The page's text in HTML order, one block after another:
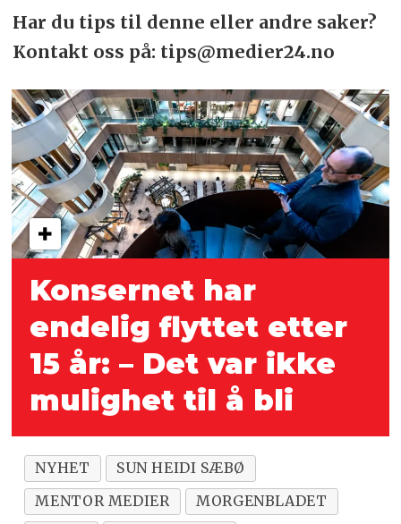
Har du tips til denne eller andre saker?
Kontakt oss på: tips@medier24.no
Konsernet har
endelig flyttet etter
15 år: – Det var ikke
mulighet til å bli
NYHET
SUN HEIDI SÆBØ
MENTOR MEDIER
MORGENBLADET